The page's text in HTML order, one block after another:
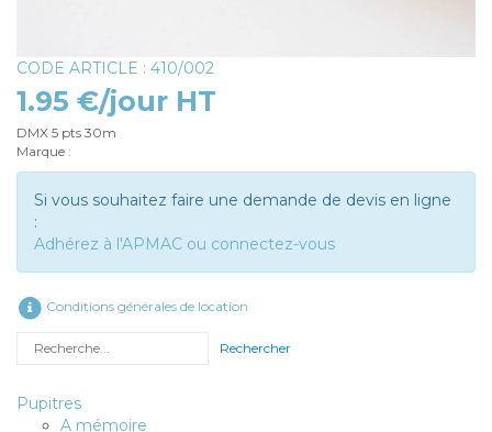
CODE ARTICLE : 410/002
1.95 €/jour HT
DMX 5 pts 30m
Marque :
Si vous souhaitez faire une demande de devis en ligne
:
Adhérez à l'APMAC ou connectez-vous
Conditions générales de location
Rechercher
Pupitres
A mémoire